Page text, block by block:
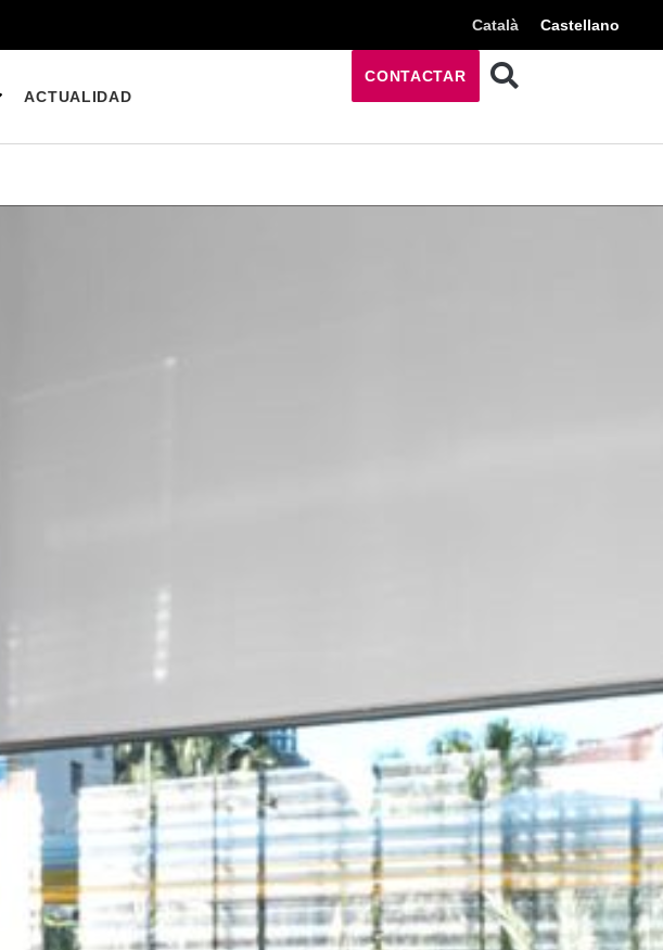
Català Castellano
ACTUALIDAD
CONTACTAR